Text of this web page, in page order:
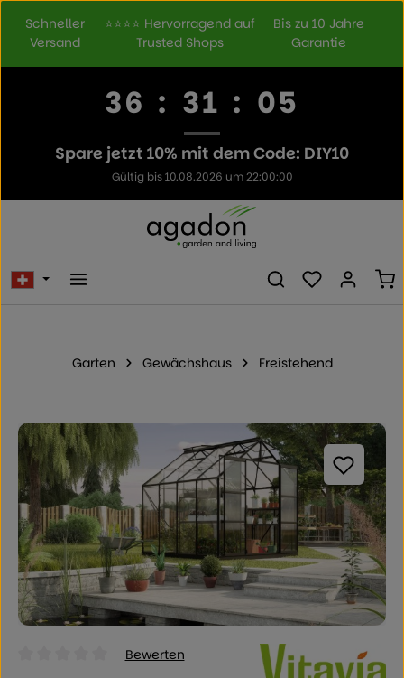
Zum Hauptinhalt springen
Schneller
Versand
⭐⭐⭐⭐ Hervorragend auf
Trusted Shops
Bis zu 10 Jahre
Garantie
36 : 31 : 05
Spare jetzt 10% mit dem Code: DIY10
Gültig bis 10.08.2026 um 22:00:00
Du hast 0
Garten Gewächshaus Freistehend
Bildergalerie überspringen
Durchschnittliche Bewertung von 0 von 5 Sternen
Bewerten